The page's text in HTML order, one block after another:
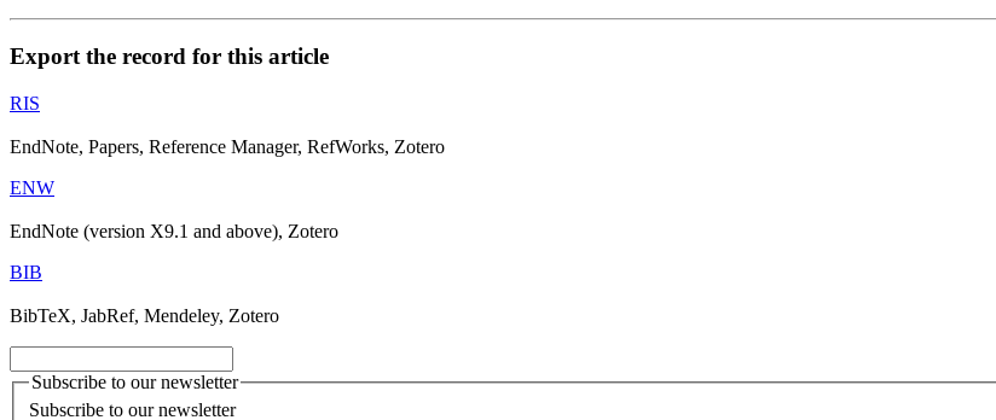
Export the record for this article
RIS
EndNote, Papers, Reference Manager, RefWorks, Zotero
ENW
EndNote (version X9.1 and above), Zotero
BIB
BibTeX, JabRef, Mendeley, Zotero
Subscribe to our newsletter
Subscribe to our newsletter